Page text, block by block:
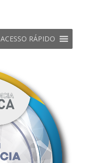
ACESSO RÁPIDO